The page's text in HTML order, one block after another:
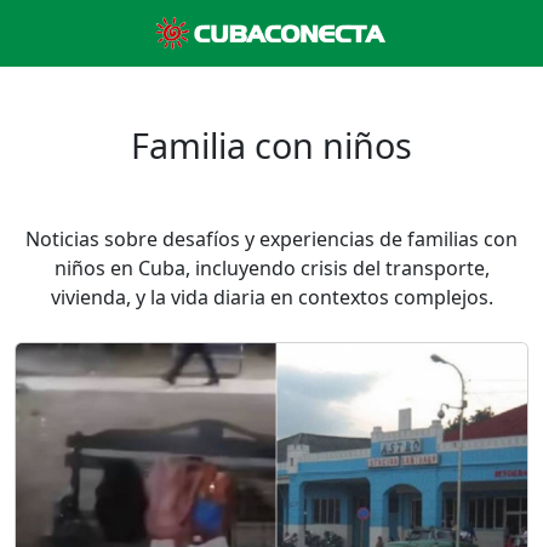
Familia con niños
Noticias sobre desafíos y experiencias de familias con
niños en Cuba, incluyendo crisis del transporte,
vivienda, y la vida diaria en contextos complejos.